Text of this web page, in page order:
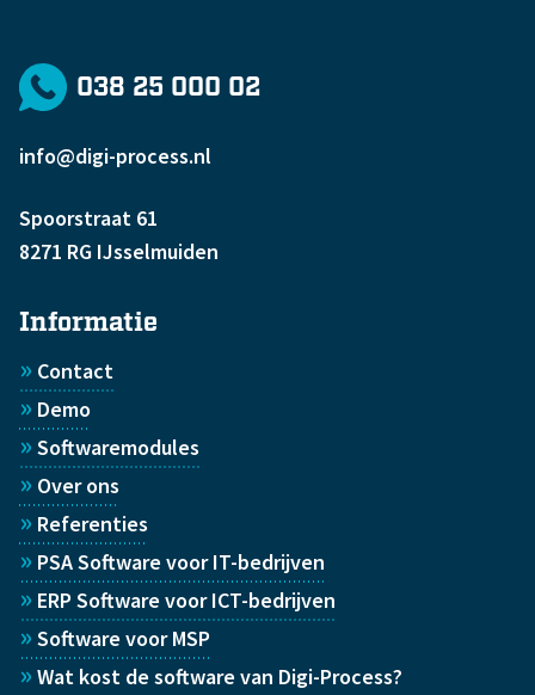
038 25 000 02
info@digi-process.nl
Spoorstraat 61
8271 RG IJsselmuiden
Informatie
» Contact
» Demo
» Softwaremodules
» Over ons
» Referenties
» PSA Software voor IT-bedrijven
» ERP Software voor ICT-bedrijven
» Software voor MSP
» Wat kost de software van Digi-Process?